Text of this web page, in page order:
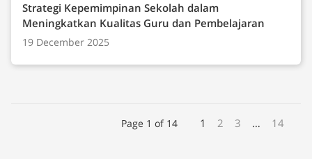
Strategi Kepemimpinan Sekolah dalam
Meningkatkan Kualitas Guru dan Pembelajaran
19 December 2025
Page 1 of 14 1 2 3 … 14